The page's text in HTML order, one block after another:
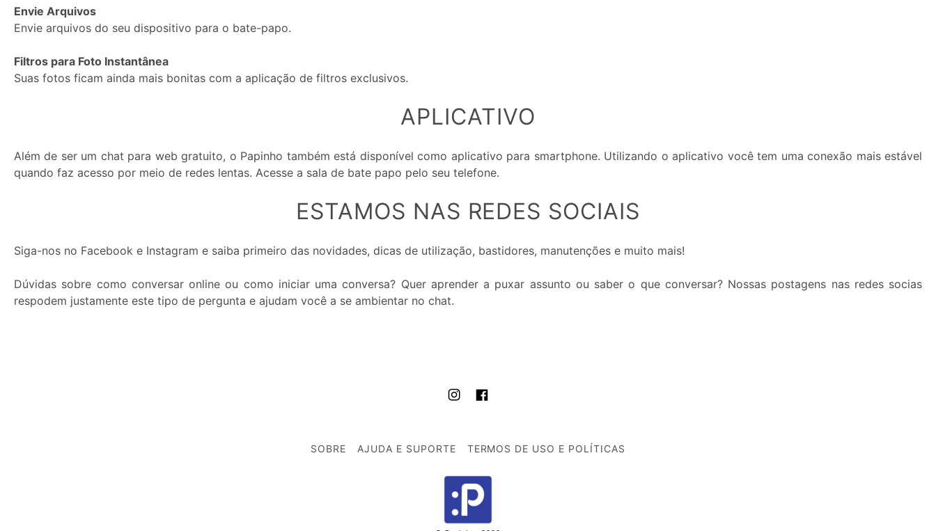
Envie Arquivos
Envie arquivos do seu dispositivo para o bate-papo.
Filtros para Foto Instantânea
Suas fotos ficam ainda mais bonitas com a aplicação de filtros exclusivos.
APLICATIVO
Além de ser um chat para web gratuito, o Papinho também está disponível como aplicativo para smartphone. Utilizando o aplicativo você tem uma conexão mais estável
quando faz acesso por meio de redes lentas. Acesse a sala de bate papo pelo seu telefone.
ESTAMOS NAS REDES SOCIAIS
Siga-nos no Facebook e Instagram e saiba primeiro das novidades, dicas de utilização, bastidores, manutenções e muito mais!
Dúvidas sobre como conversar online ou como iniciar uma conversa? Quer aprender a puxar assunto ou saber o que conversar? Nossas postagens nas redes socias
respodem justamente este tipo de pergunta e ajudam você a se ambientar no chat.
SOBRE AJUDA E SUPORTE TERMOS DE USO E POLÍTICAS